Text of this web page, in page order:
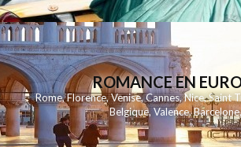
ROMANCE EN
Rome,Florence,Venise,Cannes,Nice,Saint
Belgique,Valence,Barcelone